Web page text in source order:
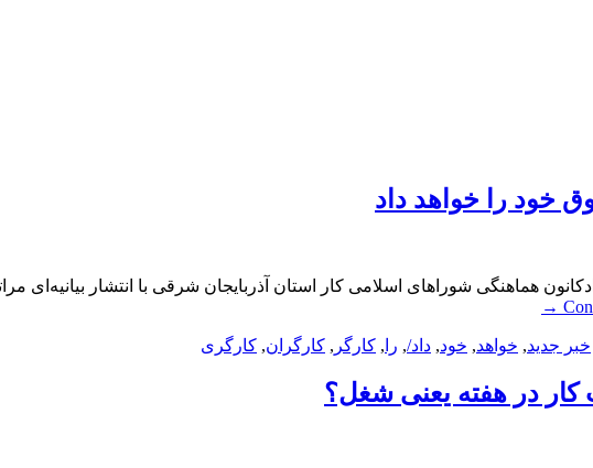
خود را خواهد داد
هماهنگی شوراهای اسلامی کار استان آذربایجان شرقی با انتشار
→
خبر جدید, خواهد, خود, داد/, را , کارگر , کارگران, کارگری